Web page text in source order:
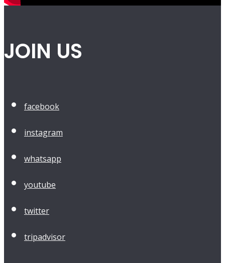
JOIN US
facebook
instagram
whatsapp
youtube
twitter
tripadvisor